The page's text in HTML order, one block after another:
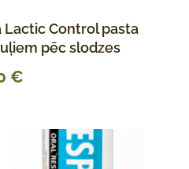
Lactic Control pasta
pēc slodzes
€